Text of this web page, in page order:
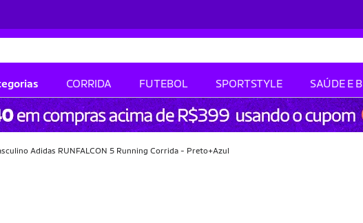
CORRIDA FUTEBOL SPORTSTYLE SAÚDE E
Adidas RUNFALCON 5 Running Corrida - Preto+Azul